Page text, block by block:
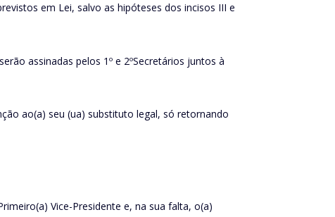
em Lei, salvo as hipóteses dos incisos III e
assinadas pelos 1º e 2ºSecretários juntos à
ao(a) seu (ua) substituto legal, só retornando
Vice-Presidente e, na sua falta, o(a)